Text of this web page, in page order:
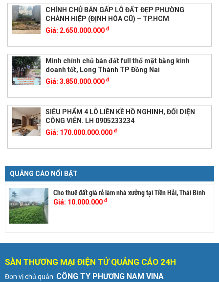
CHÍNH CHỦ BÁN GẤP LÔ ĐẤT ĐẸP PHƯỜNG
CHÁNH HIỆP (ĐỊNH HÒA CŨ) – TP.HCM
Giá: 2.650.000.000 đ
Mình chính chủ bán đất full thổ mặt bằng kinh
doanh tốt, Long Thành TP Đồng Nai
Giá: 3.850.000.000 đ
SIÊU PHẨM 4 LÔ LIỀN KỀ HỒ NGHINH, ĐỐI DIỆN
CÔNG VIÊN. LH 0905233234
Giá: 170.000.000.000 đ
QUẢNG CÁO NỔI BẬT
Cho thuê đất giá rẻ làm nhà xưởng tại Tiền Hải, Thái Bình
Giá: 10.000.000 đ
SÀN THƯƠNG MẠI ĐIỆN TỬ QUẢNG CÁO 24H
Đơn vị chủ quản: CÔNG TY PHƯƠNG NAM VINA